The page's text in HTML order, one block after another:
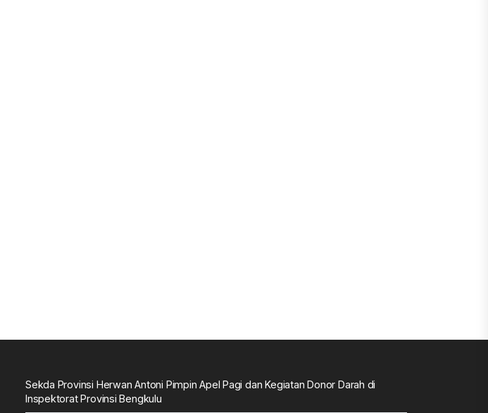
Sekda Provinsi Herwan Antoni Pimpin Apel Pagi dan Kegiatan Donor Darah di
Inspektorat Provinsi Bengkulu